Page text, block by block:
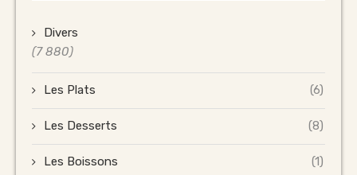
Divers
(7 880)
Les Plats (6)
Les Desserts (8)
Les Boissons (1)